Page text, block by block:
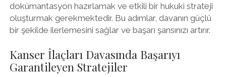
dokümantasyon hazırlamak ve etkili bir hukuki strateji
oluşturmak gerekmektedir. Bu adımlar, davanın güçlü
bir şekilde ilerlemesini sağlar ve başarı şansınızı artırır.
Kanser İlaçları Davasında Başarıyı
Garantileyen Stratejiler